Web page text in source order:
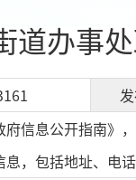
道办事
信息公开指南》
，包括地址、电